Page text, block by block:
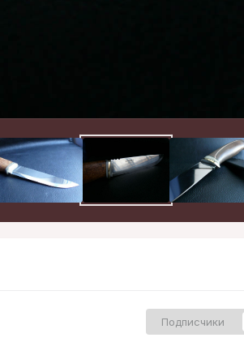
Подписчики